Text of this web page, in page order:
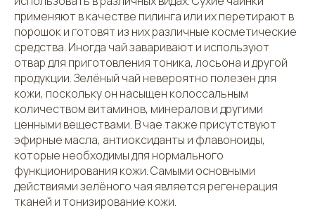
применяют в качестве пилинга или их перетирают в
порошок и готовят из них различные косметические
средства. Иногда чай заваривают и используют
отвар для приготовления тоника, лосьона и другой
продукции. Зелёный чай невероятно полезен для
кожи, поскольку он насыщен колоссальным
количеством витаминов, минералов и другими
ценными веществами. В чае также присутствуют
эфирные масла, антиоксиданты и флавоноиды,
которые необходимы для нормального
функционирования кожи. Самыми основными
действиями зелёного чая является регенерация
тканей и тонизирование кожи.